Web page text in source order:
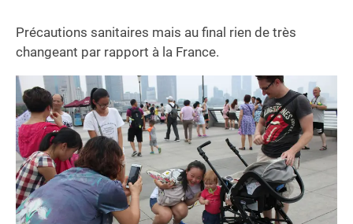
Précautions sanitaires mais au final rien de très
changeant par rapport à la France.